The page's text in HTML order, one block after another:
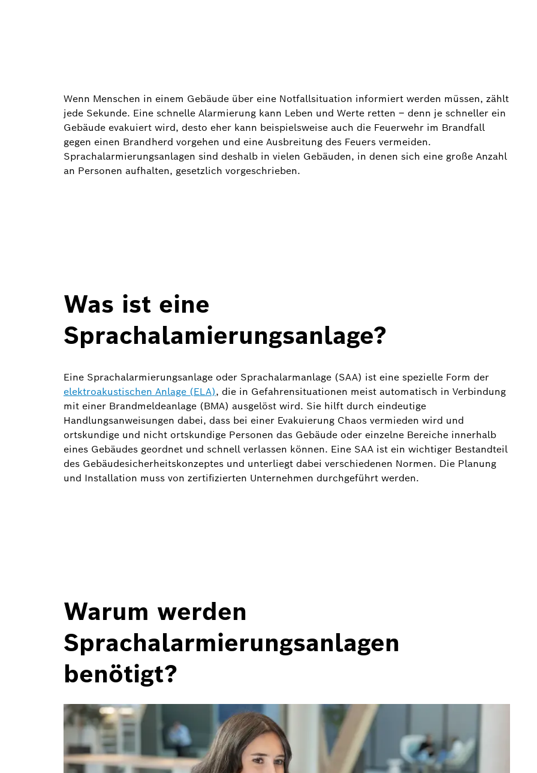
Wenn Menschen in einem Gebäude über eine Notfallsituation informiert werden müssen, zählt
jede Sekunde. Eine schnelle Alarmierung kann Leben und Werte retten – denn je schneller ein
Gebäude evakuiert wird, desto eher kann beispielsweise auch die Feuerwehr im Brandfall
gegen einen Brandherd vorgehen und eine Ausbreitung des Feuers vermeiden.
Sprachalarmierungsanlagen sind deshalb in vielen Gebäuden, in denen sich eine große Anzahl
an Personen aufhalten, gesetzlich vorgeschrieben.
Was ist eine
Sprachalamierungsanlage?
Eine Sprachalarmierungsanlage oder Sprachalarmanlage (SAA) ist eine spezielle Form der
elektroakustischen Anlage (ELA), die in Gefahrensituationen meist automatisch in Verbindung
mit einer Brandmeldeanlage (BMA) ausgelöst wird. Sie hilft durch eindeutige
Handlungsanweisungen dabei, dass bei einer Evakuierung Chaos vermieden wird und
ortskundige und nicht ortskundige Personen das Gebäude oder einzelne Bereiche innerhalb
eines Gebäudes geordnet und schnell verlassen können. Eine SAA ist ein wichtiger Bestandteil
des Gebäudesicherheitskonzeptes und unterliegt dabei verschiedenen Normen. Die Planung
und Installation muss von zertifizierten Unternehmen durchgeführt werden.
Warum werden
Sprachalarmierungsanlagen
benötigt?